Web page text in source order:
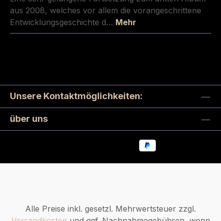
aus 2008, welches vor allem die vorangeschrittene
Entwicklungsgeschichte d… Mehr
Unsere Kontaktmöglichkeiten:
über uns
Alle Preise inkl. gesetzl. Mehrwertsteuer zzgl.